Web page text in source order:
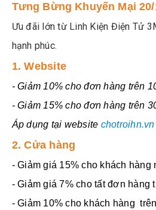
Tưng Bừng Khuyến Mại
Ưu đãi lớn từ Linh Kiện Điện Tử
hạnh phúc.
1. Website
- Giảm 10% cho đơn hàng trên
- Giảm 15% cho đơn hàng trên
Áp dụng tại website chotroihn.vn
2. Cửa hàng
- Giảm giá 15% cho khách hàng
- Giảm giá 7% cho tất đơn hàng
- Giảm 10% cho khách hàng